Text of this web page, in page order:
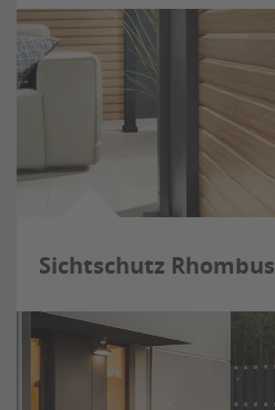
Sichtschutz Rhombus